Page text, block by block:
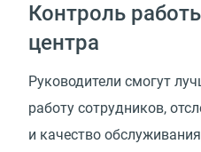
Контроль
центра
Руководители смогут
работу сотрудников,
и качество